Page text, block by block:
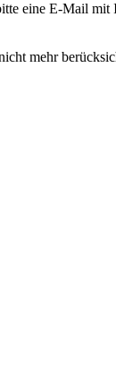
eine E-Mail
mehr